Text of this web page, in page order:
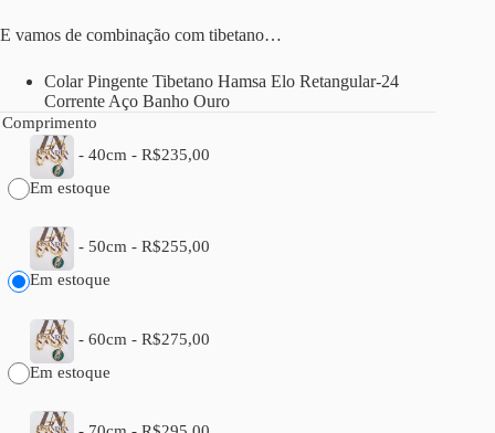
E vamos de combinação com tibetano…
Colar Pingente Tibetano Hamsa Elo Retangular-24
Corrente Aço Banho Ouro
Comprimento
- 40cm - R$235,00
Em estoque
- 50cm - R$255,00
Em estoque
- 60cm - R$275,00
Em estoque